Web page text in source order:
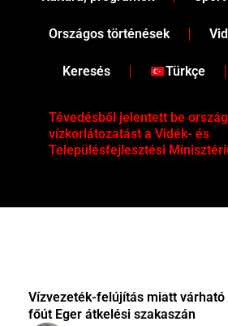
Országos történések
Keresés Türkçe
Tévedésből jelentett be
vízkorlátozatást a Vidék- és
Településfejlesztési
Vízvezeték-felújítás miatt várható
főút Eger átkelési szakaszán